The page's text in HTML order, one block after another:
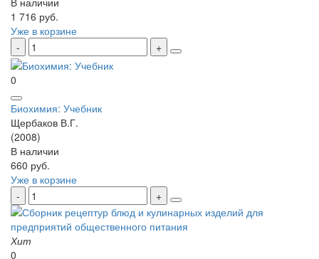
1 716 руб.
Уже в корзине
0
Биохимия: Учебник
Щербаков В.Г.
(2008)
В наличии
660 руб.
Уже в корзине
Хит
0